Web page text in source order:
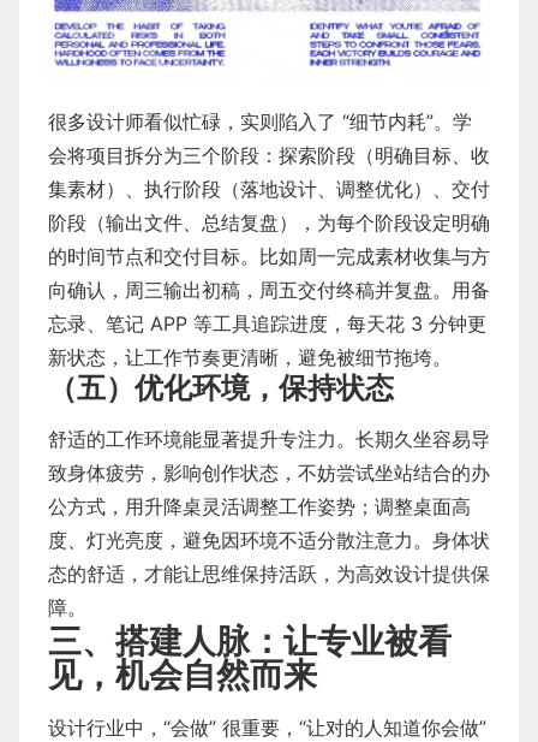
很多设计师看似忙碌，实则陷入了 “细节内耗”。学
会将项目拆分为三个阶段：探索阶段（明确目标、收
集素材）、执行阶段（落地设计、调整优化）、交付
阶段（输出文件、总结复盘），为每个阶段设定明确
的时间节点和交付目标。比如周一完成素材收集与方
向确认，周三输出初稿，周五交付终稿并复盘。用备
忘录、笔记 APP 等工具追踪进度，每天花 3 分钟更
新状态，让工作节奏更清晰，避免被细节拖垮。
（五）优化环境，保持状态
舒适的工作环境能显著提升专注力。长期久坐容易导
致身体疲劳，影响创作状态，不妨尝试坐站结合的办
公方式，用升降桌灵活调整工作姿势；调整桌面高
度、灯光亮度，避免因环境不适分散注意力。身体状
态的舒适，才能让思维保持活跃，为高效设计提供保
障。
三、搭建人脉：让专业被看
见，机会自然而来
设计行业中，“会做” 很重要，“让对的人知道你会做”